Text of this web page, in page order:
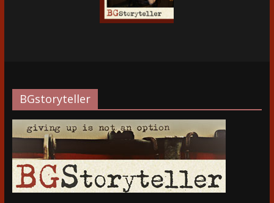
BGstoryteller